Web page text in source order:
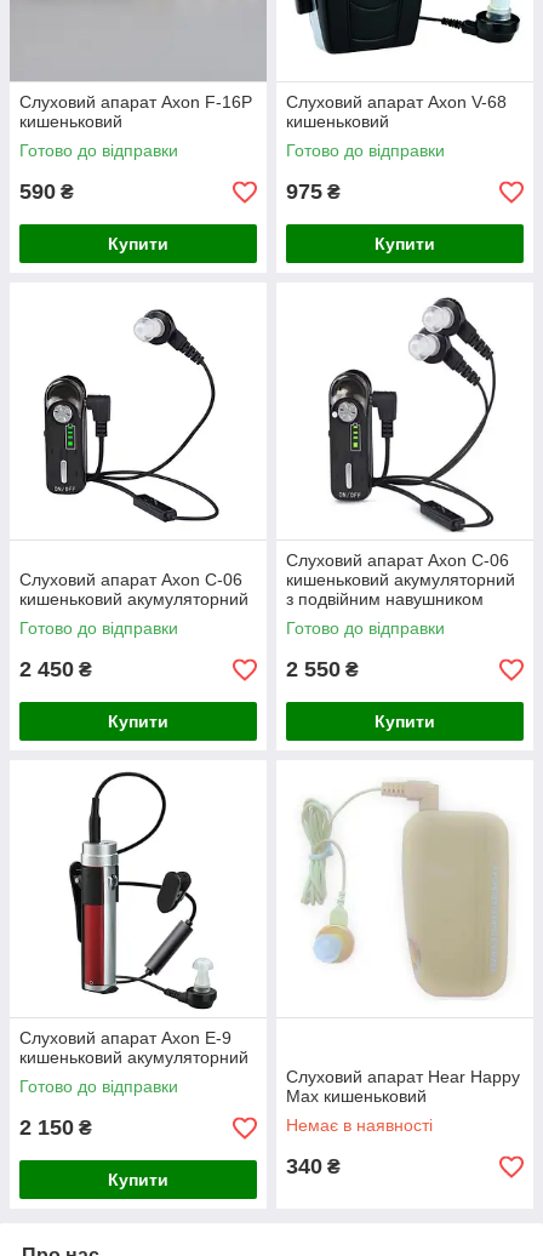
Слуховий апарат Axon F-16P
кишеньковий
Готово до відправки
590 ₴
Купити
Слуховий апарат Axon V-68
кишеньковий
Готово до відправки
975 ₴
Купити
Слуховий апарат Axon C-06
кишеньковий акумуляторний
Готово до відправки
2 450 ₴
Купити
Слуховий апарат Axon C-06
кишеньковий акумуляторний
з подвійним навушником
Готово до відправки
2 550 ₴
Купити
Слуховий апарат Axon E-9
кишеньковий акумуляторний
Готово до відправки
2 150 ₴
Купити
Слуховий апарат Hear Happy
Max кишеньковий
Немає в наявності
340 ₴